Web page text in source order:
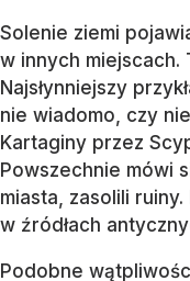
Solenie ziemi
w innych miejscach.
Najsłynniejszy
nie wiadomo, czy
Kartaginy przez
Powszechnie mówi
miasta, zasolili
w źródłach
Podobne